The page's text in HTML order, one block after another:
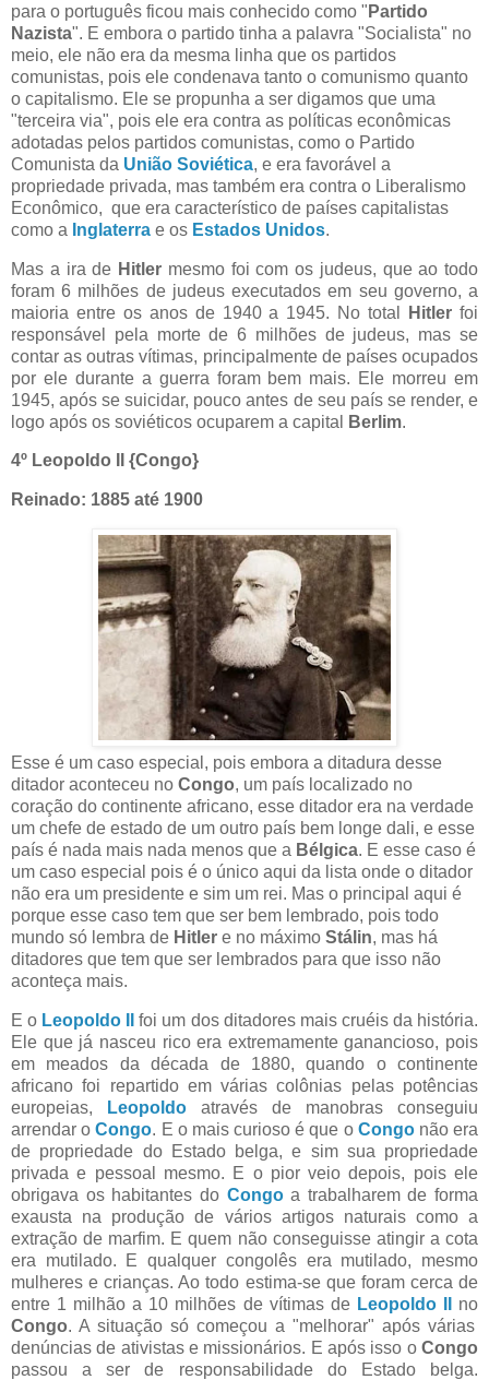
para o português ficou mais conhecido como " Partido
Nazista". E embora o partido tinha a palavra "Socialista" no
meio, ele não era da mesma linha que os partidos
comunistas, pois ele condenava tanto o comunismo quanto
o capitalismo. Ele se propunha a ser digamos que uma
"terceira via", pois ele era contra as políticas econômicas
adotadas pelos partidos comunistas, como o Partido
Comunista da União Soviética, e era favorável a
propriedade privada, mas também era contra o Liberalismo
Econômico, que era característico de países capitalistas
como a Inglaterra e os Estados Unidos.
Mas a ira de Hitler mesmo foi com os judeus, que ao todo
foram 6 milhões de judeus executados em seu governo, a
maioria entre os anos de 1940 a 1945. No total
Hitler foi
responsável pela morte de 6 milhões de judeus, mas se
contar as outras vítimas, principalmente de países ocupados
por ele durante a guerra foram bem mais. Ele morreu em
1945, após se suicidar, pouco antes de seu país se render, e
logo após os soviéticos ocuparem a capital
Berlim.
4º Leopoldo II {Congo}
Reinado: 1885 até 1900
Esse é um caso especial, pois embora a ditadura desse
ditador aconteceu no Congo, um país localizado no
coração do continente africano, esse ditador era na verdade
um chefe de estado de um outro país bem longe dali, e esse
país é nada mais nada menos que a Bélgica. E esse caso é
um caso especial pois é o único aqui da lista onde o ditador
não era um presidente e sim um rei. Mas o principal aqui é
porque esse caso tem que ser bem lembrado, pois todo
mundo só lembra de Hitler e no máximo Stálin, mas há
ditadores que tem que ser lembrados para que isso não
aconteça mais.
E o Leopoldo IIfoi um dos ditadores mais cruéis da história.
Ele que já nasceu rico era extremamente ganancioso, pois
em meados da década de 1880, quando o continente
africano foi repartido em várias colônias pelas potências
europeias,
Leopoldo através de manobras conseguiu
arrendar oCongo. E o mais curioso é que o Congonão era
de propriedade do Estado belga, e sim sua propriedade
privada e pessoal mesmo. E o pior veio depois, pois ele
obrigava os habitantes do Congoa trabalharem de forma
exausta na produção de vários artigos naturais como a
extração de marfim. E quem não conseguisse atingir a cota
era mutilado. E qualquer congolês era mutilado, mesmo
mulheres e crianças. Ao todo estima-se que foram cerca de
entre 1 milhão a 10 milhões de vítimas de Leopoldo II
no
Congo. A situação só começou a "melhorar" após várias
denúncias de ativistas e missionários. E após isso o Congo
passou a ser de responsabilidade do Estado belga.